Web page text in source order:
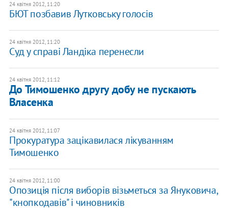
24 квітня 2012, 11:20
БЮТ позбавив Лутковську голосів
24 квітня 2012, 11:20
Суд у справі Ландіка перенесли
24 квітня 2012, 11:12
До Тимошенко другу добу не пускають
Власенка
24 квітня 2012, 11:07
Прокуратура зацікавилася лікуванням
Тимошенко
24 квітня 2012, 11:00
Опозиція після виборів візьметься за Януковича,
"кнопкодавів" і чиновників